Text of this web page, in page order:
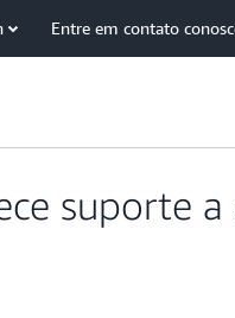
Entre em contato
suporte a